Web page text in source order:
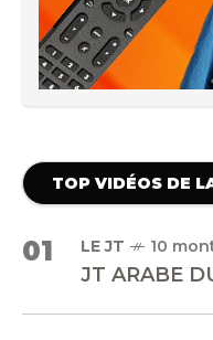
TOP VIDÉOS DE
01 LE JT 10
JT ARABE